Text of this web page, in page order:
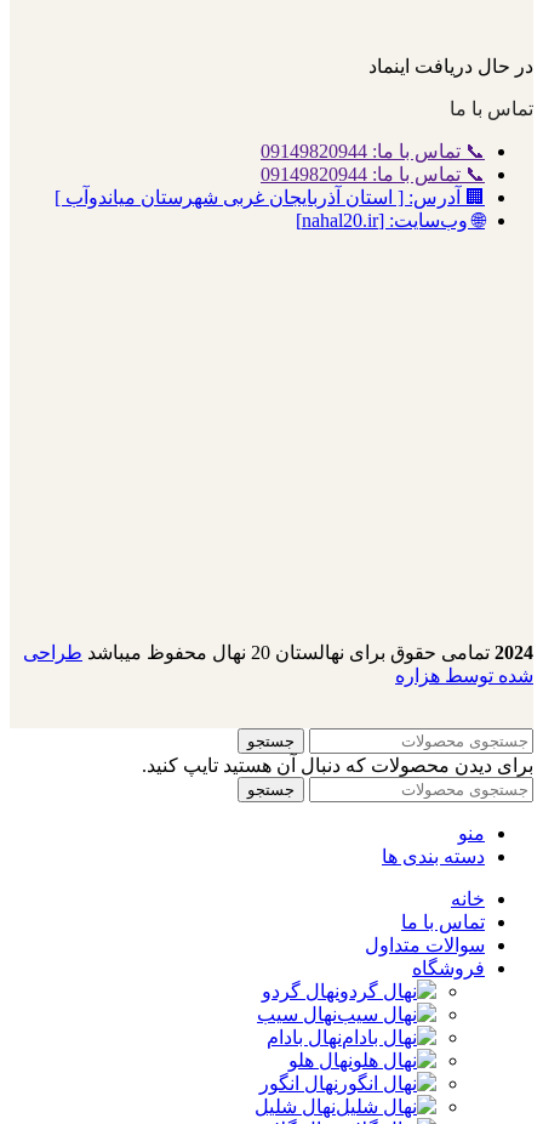
در حال دریافت اینماد
تماس با ما
📞 تماس با ما: 09149820944
📞 تماس با ما: 09149820944
🏢 آدرس: [ استان آذربایجان غربی شهرستان میاندوآب ]
🌐 وب‌سایت: [nahal20.ir]
2024 تمامی حقوق برای نهالستان 20 نهال محفوظ میباشد
طراحی
شده توسط هزاره
جستجو
برای دیدن محصولات که دنبال آن هستید تایپ کنید.
جستجو
منو
دسته بندی ها
خانه
تماس با ما
سوالات متداول
فروشگاه
نهال گردو
نهال سیب
نهال بادام
نهال هلو
نهال انگور
نهال شلیل